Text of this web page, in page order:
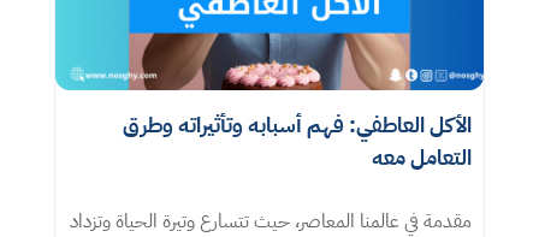
الأكل العاطفي: فهم أسبابه وتأثيراته وطرق
التعامل معه​
مقدمة في عالمنا المعاصر، حيث تتسارع وتيرة الحياة وتزداد